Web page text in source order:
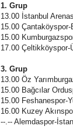
1. Grup
13.00 İstanbul
15.00
15.00
17.00
3. Grup
13.00 Öz
15.00 Bağcılar
15.00 Feshanespor-
16.00 Kuzey
--.-- Alemdaspor-